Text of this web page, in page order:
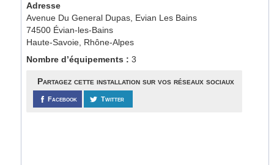
Adresse
Avenue Du General Dupas, Evian Les Bains
74500 Évian-les-Bains
Haute-Savoie, Rhône-Alpes
Nombre d’équipements :3
Partagez cette installation sur vos réseaux sociaux
Facebook Twitter